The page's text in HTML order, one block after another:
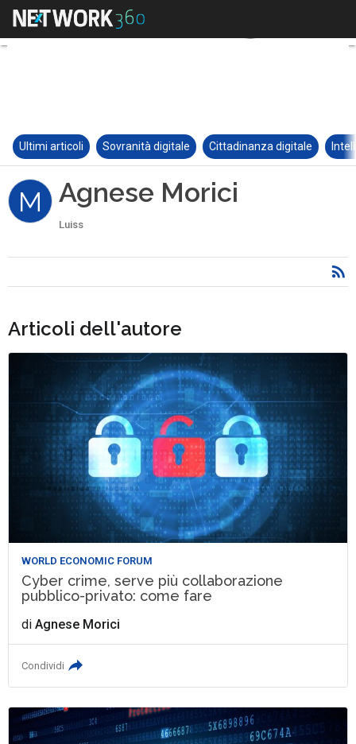
Ultimi articoli Sovranità digitale Cittadinanza digitale
M Agnese Morici
Luiss
Articoli dell'autore
WORLD ECONOMIC FORUM
Cyber crime, serve più collaborazione
pubblico-privato: come fare
diAgnese Morici
Condividi